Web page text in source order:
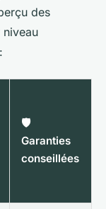
des
niveau
🛡️
Garanties
conseillées